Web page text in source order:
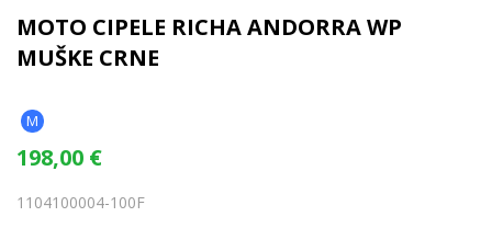
MOTO CIPELE RICHA ANDORRA WP
MUŠKE CRNE
M
198,00 €
1104100004-100F